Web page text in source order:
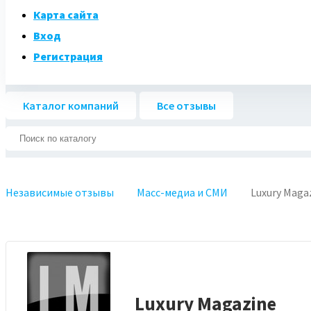
Карта сайта
Вход
Регистрация
Каталог компаний Все отзывы
Независимые отзывы Масс-медиа и СМИ Luxury
Luxury Magazine